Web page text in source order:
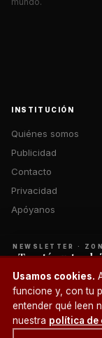
mundo.
INSTITUCIÓN
Quiénes somos
Publicidad
Contacto
Privacidad
Apóyanos
© 2026 Zona
Usamos cookies.
funcione y, con tu
entender qué leen
nuestra política de
¿Un café?
NEWSLETTER ·
¿Te está
correo.